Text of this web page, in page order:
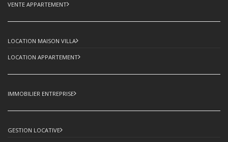
VENTE APPARTEMENT
LOCATION MAISON VILLA
LOCATION APPARTEMENT
IMMOBILIER ENTREPRISE
GESTION LOCATIVE